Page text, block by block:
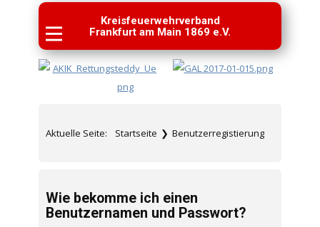
Kreisfeuerwehrverband
Frankfurt am Main 1869 e.V.
Aktuelle Seite: Startseite ❯ Benutzerregistierung
Wie bekomme ich einen
Benutzernamen und Passwort?